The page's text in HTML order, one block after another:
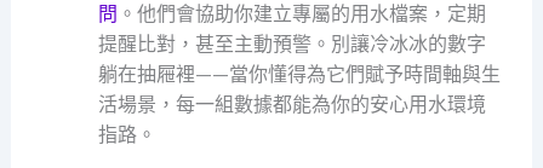
問 。他們會協助你建立專屬的用水檔案，定期
提醒比對，甚至主動預警。別讓冷冰冰的數字
躺在抽屜裡——當你懂得為它們賦予時間軸與生
活場景，每一組數據都能為你的安心用水環境
指路。